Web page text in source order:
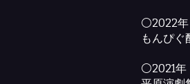
⚪2022年
もんぴぐ
⚪2021年